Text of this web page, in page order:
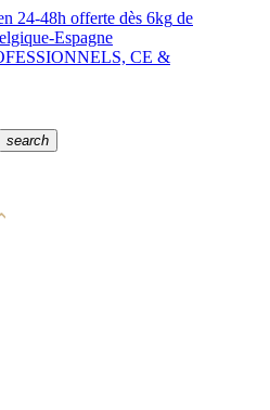
24-48h offerte dès 6kg de
Espagne
CE &
search